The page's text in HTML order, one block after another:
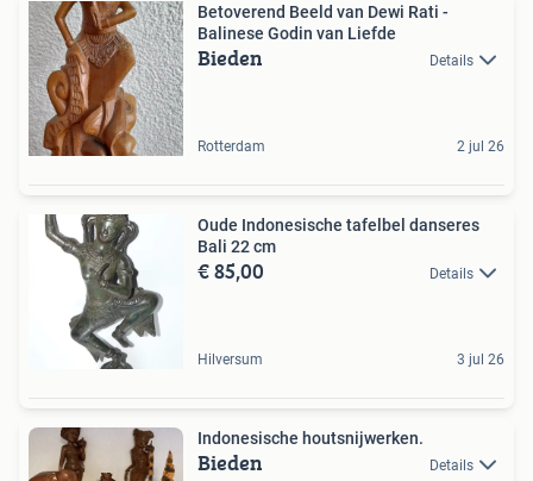
Betoverend Beeld van Dewi Rati -
Balinese Godin van Liefde
Bieden Details
Rotterdam 2 jul 26
Oude Indonesische tafelbel danseres
Bali 22 cm
€ 85,00 Details
Hilversum 3 jul 26
Indonesische houtsnijwerken.
Bieden Details